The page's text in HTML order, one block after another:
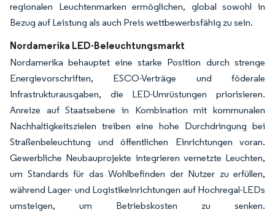
regionalen Leuchtenmarken ermöglichen, global sowohl in
Bezug auf Leistung als auch Preis wettbewerbsfähig zu sein.
Nordamerika LED-Beleuchtungsmarkt
Nordamerika behauptet eine starke Position durch strenge
Energievorschriften, ESCO-Verträge und föderale
Infrastrukturausgaben, die LED-Umrüstungen priorisieren.
Anreize auf Staatsebene in Kombination mit kommunalen
Nachhaltigkeitszielen treiben eine hohe Durchdringung bei
Straßenbeleuchtung und öffentlichen Einrichtungen voran.
Gewerbliche Neubauprojekte integrieren vernetzte Leuchten,
um Standards für das Wohlbefinden der Nutzer zu erfüllen,
während Lager- und Logistikeinrichtungen auf Hochregal-LEDs
umsteigen, um Betriebskosten zu senken.